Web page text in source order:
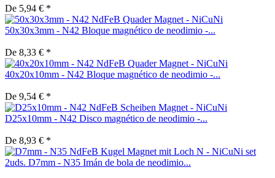
De 5,94 € *
50x30x3mm - N42 Bloque magnético de neodimio -...
De 8,33 € *
40x20x10mm - N42 Bloque magnético de neodimio -...
De 9,54 € *
D25x10mm - N42 Disco magnético de neodimio -...
De 8,93 € *
set
2uds. D7mm - N35 Imán de bola de neodimio...